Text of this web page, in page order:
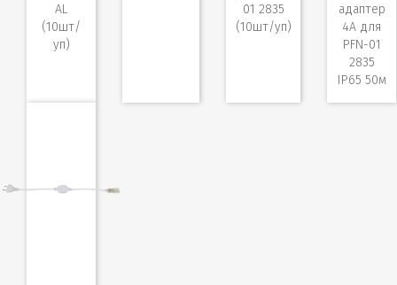
AL
(10шт/
уп)
01 2835
(10шт/уп)
адаптер
4A для
PFN-01
2835
IP65 50м